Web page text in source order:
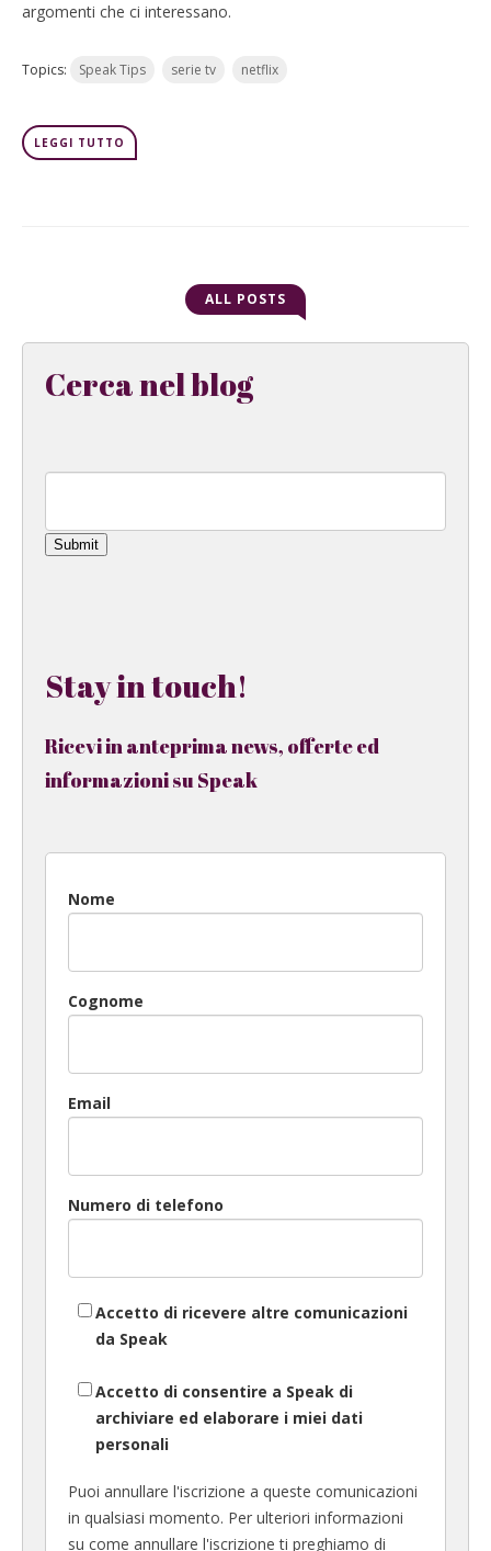
argomenti che ci interessano.
Topics: Speak Tips serie tv netflix
LEGGI TUTTO
ALL POSTS
Cerca nel blog
Submit
Stay in touch!
Ricevi in anteprima news, offerte ed
informazioni su Speak
Nome
Cognome
Email
Numero di telefono
Accetto di ricevere altre comunicazioni
da Speak
Accetto di consentire a Speak di
archiviare ed elaborare i miei dati
personali
Puoi annullare l'iscrizione a queste comunicazioni
in qualsiasi momento. Per ulteriori informazioni
su come annullare l'iscrizione ti preghiamo di